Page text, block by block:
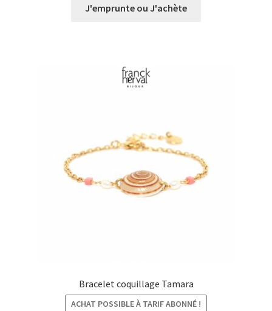
prix :
J'emprunte ou J'achète
Bracelet coquillage Tamara
ACHAT POSSIBLE À TARIF ABONNÉ !